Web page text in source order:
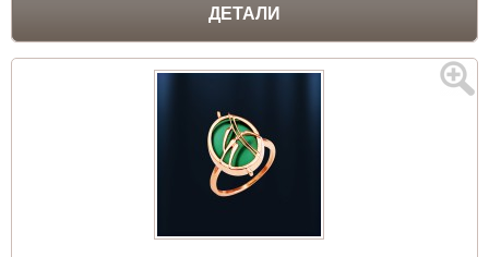
ДЕТАЛИ